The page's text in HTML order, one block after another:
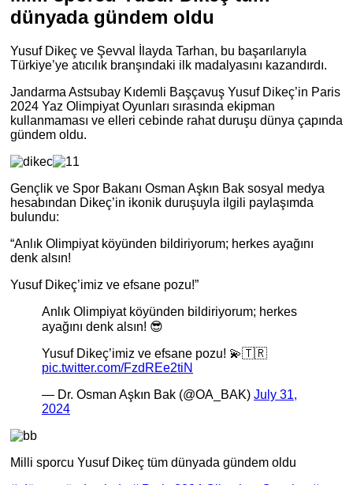
dünyada gündem oldu
Yusuf Dikeç ve Şevval İlayda Tarhan, bu başarılarıyla
Türkiye’ye atıcılık branşındaki ilk madalyasını kazandırdı.
Jandarma Astsubay Kıdemli Başçavuş Yusuf Dikeç’in Paris
2024 Yaz Olimpiyat Oyunları sırasında ekipman
kullanmaması ve elleri cebinde rahat duruşu dünya çapında
gündem oldu.
Gençlik ve Spor Bakanı Osman Aşkın Bak sosyal medya
hesabından Dikeç’in ikonik duruşuyla ilgili paylaşımda
bulundu:
“Anlık Olimpiyat köyünden bildiriyorum; herkes ayağını
denk alsın!
Yusuf Dikeç’imiz ve efsane pozu!”
Anlık Olimpiyat köyünden bildiriyorum; herkes
ayağını denk alsın! 😎
Yusuf Dikeç’imiz ve efsane pozu! 💫🇹🇷
pic.twitter.com/FzdREe2tiN
— Dr. Osman Aşkın Bak (@OA_BAK) July 31,
2024
Milli sporcu Yusuf Dikeç tüm dünyada gündem oldu